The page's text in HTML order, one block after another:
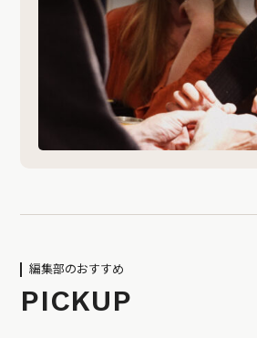
編集部のおすすめ
PICKUP